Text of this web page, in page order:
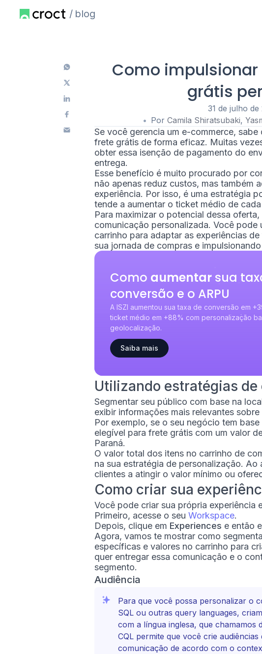
blog
Como
grátis
31 de julho de
Por Camila Shiratsubaki,
Se você gerencia um e-commerce,
frete grátis de forma eficaz. Muitas
obter essa isenção de pagamento do
entrega.
Esse benefício é muito procurado por
não apenas reduz custos, mas também
experiência. Por isso, é uma estratégia
tende a aumentar o ticket médio de cada
Para maximizar o potencial dessa
comunicação personalizada. Você
carrinho para adaptar as experiências
sua jornada de compras e
Como aumentar sua
conversão e o ARPU
A ISZI aumentou sua taxa de conversão em
ticket médio em +88% com personalização
geolocalização.
Saiba mais
Utilizando estratégias
Segmentar seu público com base na
exibir informações mais relevantes
Por exemplo, se o seu negócio tem
elegível para frete grátis com um valor
Paraná.
O valor total dos itens no carrinho de
na sua estratégia de personalização.
clientes a atingir o valor mínimo ou
Como criar sua
Você pode criar sua própria experiência
Primeiro, acesse o seu Workspace.
Depois, clique em Experiences e então
Agora, vamos te mostrar como
específicas e valores no carrinho para
quer entregar essa comunicação e o
segmento.
Audiência
Para que você possa personalizar o
SQL ou outras query languages,
com a língua inglesa, que chamamos
CQL permite que você crie
comunicação de acordo com o